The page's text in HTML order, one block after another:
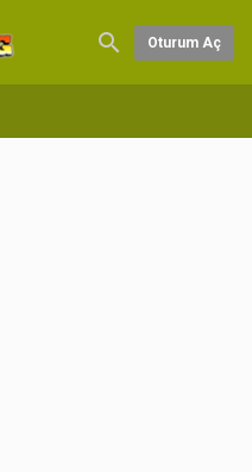
Oturum Aç